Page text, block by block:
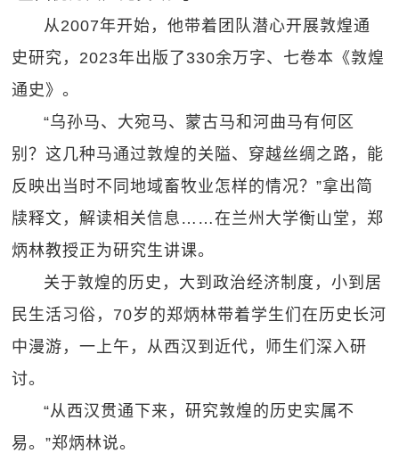
从2007年开始，他带着团队潜心开展敦煌通
史研究，2023年出版了330余万字、七卷本《敦煌
通史》。
“乌孙马、大宛马、蒙古马和河曲马有何区
别？这几种马通过敦煌的关隘、穿越丝绸之路，能
反映出当时不同地域畜牧业怎样的情况？”拿出简
牍释文，解读相关信息……在兰州大学衡山堂，郑
炳林教授正为研究生讲课。
关于敦煌的历史，大到政治经济制度，小到居
民生活习俗，70岁的郑炳林带着学生们在历史长河
中漫游，一上午，从西汉到近代，师生们深入研
讨。
“从西汉贯通下来，研究敦煌的历史实属不
易。”郑炳林说。